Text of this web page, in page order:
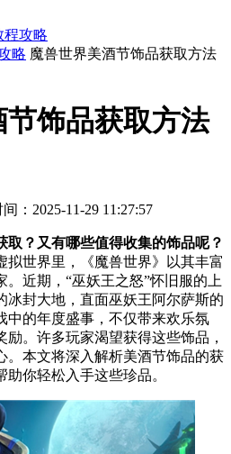
程攻略
略 魔兽世界美酒节饰品获取方法
饰品获取方法
：2025-11-29 11:27:57
取？又有哪些值得收集的饰品呢？
拟世界里，《魔兽世界》以其丰富
近期，“巫妖王之怒”怀旧服的上
冰封大地，直面巫妖王阿尔萨斯的
中的年度盛事，不仅带来欢乐氛
。许多玩家渴望获得这些饰品，
。本文将深入解析美酒节饰品的获
你轻松入手这些珍品。